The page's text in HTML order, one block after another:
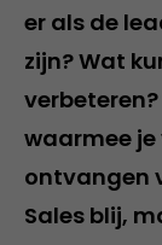
er als de
zijn? Wat
waarmee
ontvangen
Sales blij,